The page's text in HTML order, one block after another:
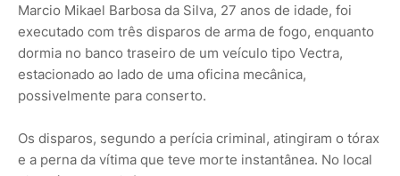
Marcio Mikael Barbosa da Silva, 27 anos de idade, foi
executado com três disparos de arma de fogo, enquanto
dormia no banco traseiro de um veículo tipo Vectra,
estacionado ao lado de uma oficina mecânica,
possivelmente para conserto.
Os disparos, segundo a perícia criminal, atingiram o tórax
e a perna da vítima que teve morte instantânea. No local